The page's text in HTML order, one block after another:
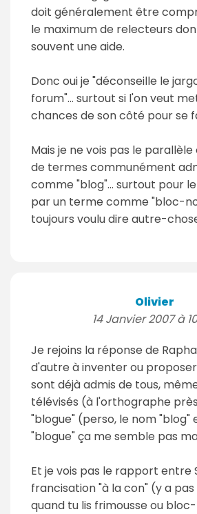
doit généralement être
le maximum de relecteurs
souvent une aide.
Donc oui je "déconseille le
forum"... surtout si l'on veut
chances de son côté pour se
Mais je ne vois pas le
de termes communément
comme "blog"... surtout pour
par un terme comme "bloc-
toujours voulu dire autre-
Olivier
14 Janvier 2007 à
Je rejoins la réponse de
d'autre à inventer ou
sont déjà admis de tous,
télévisés (à l'orthographe
"blogue" (perso, le nom "blog"
"blogue" ça me semble pas
Et je vois pas le rapport entre
francisation "à la con" (y a
quand tu lis frimousse ou